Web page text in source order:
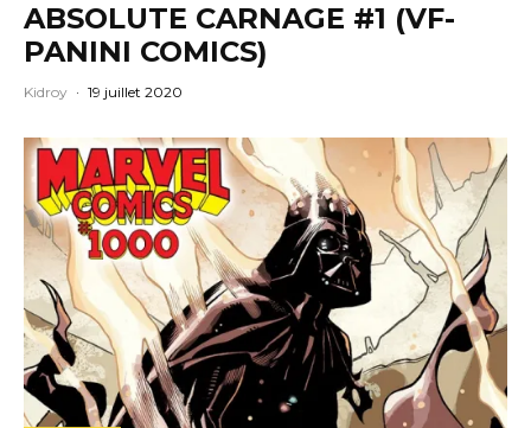
ABSOLUTE CARNAGE #1 (VF-
PANINI COMICS)
Kidroy · 19 juillet 2020